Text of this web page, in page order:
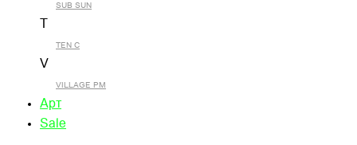
SUB SUN
TEN C
V
VILLAGE PM
Арт
Sale